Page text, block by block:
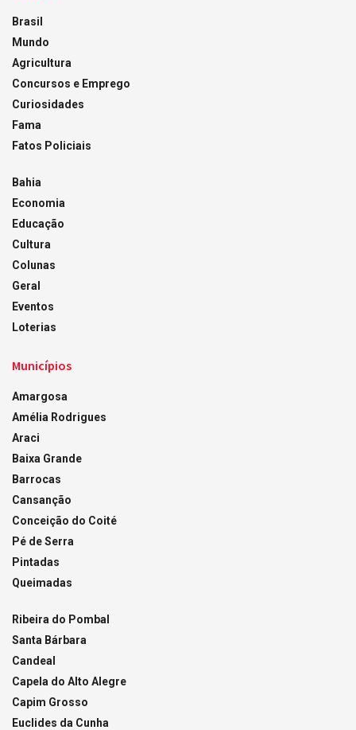
Brasil
Mundo
Agricultura
Concursos e Emprego
Curiosidades
Fama
Fatos Policiais
Bahia
Economia
Educação
Cultura
Colunas
Geral
Eventos
Loterias
Municípios
Amargosa
Amélia Rodrigues
Araci
Baixa Grande
Barrocas
Cansanção
Conceição do Coité
Pé de Serra
Pintadas
Queimadas
Ribeira do Pombal
Santa Bárbara
Candeal
Capela do Alto Alegre
Capim Grosso
Euclides da Cunha